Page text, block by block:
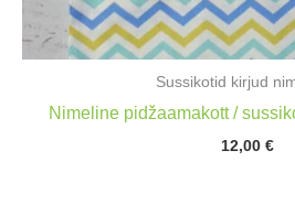
Sussikotid kirjud
Nimeline pidžaamakott /
12,00 €